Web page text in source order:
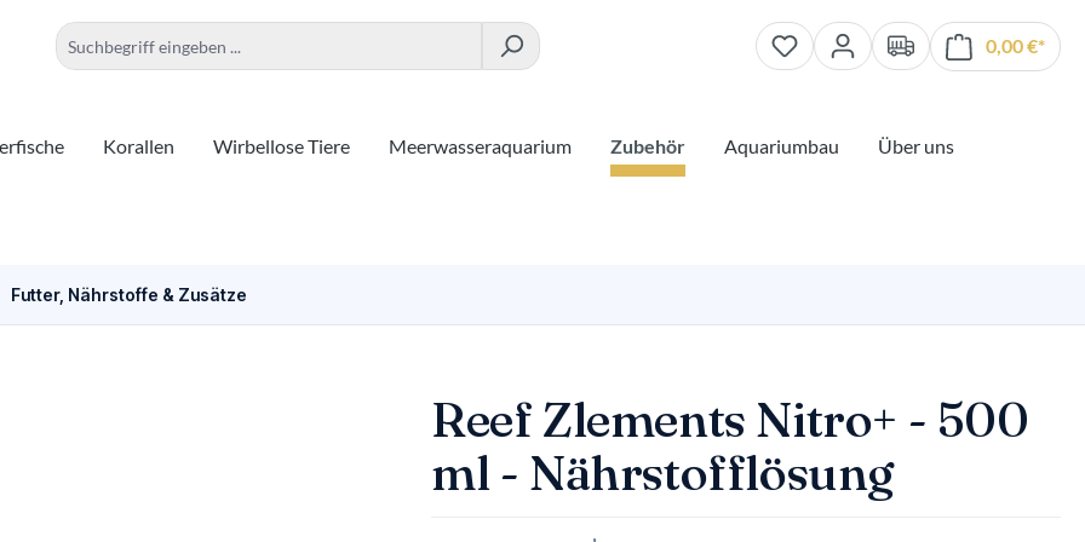
0,00 €*
Korallen Wirbellose Tiere Meerwasseraquarium Zubehör Aquariumbau
Über uns
Futter, Nährstoffe & Zusätze
Reef Zlements Nitro+ - 500
ml - Nährstofflösung